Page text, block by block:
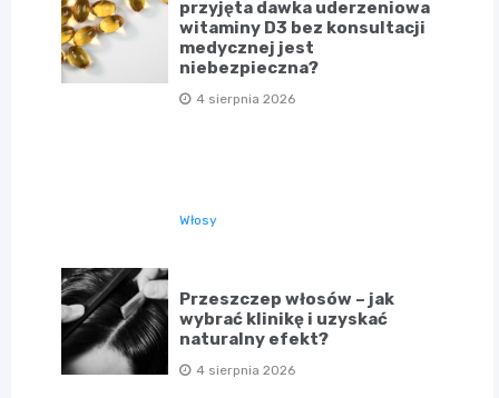
przyjęta dawka uderzeniowa
witaminy D3 bez konsultacji
medycznej jest
niebezpieczna?
4 sierpnia 2026
Włosy
Przeszczep włosów – jak
wybrać klinikę i uzyskać
naturalny efekt?
4 sierpnia 2026